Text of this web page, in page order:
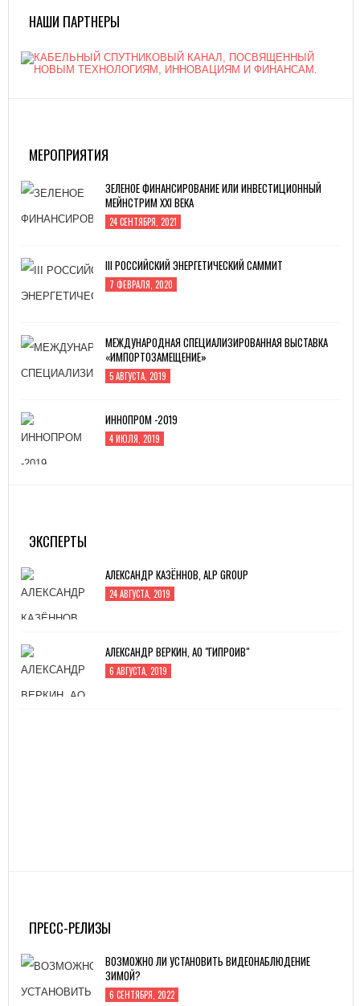
НАШИ ПАРТНЕРЫ
МЕРОПРИЯТИЯ
ЗЕЛЕНОЕ ФИНАНСИРОВАНИЕ ИЛИ ИНВЕСТИЦИОННЫЙ
МЕЙНСТРИМ XXI ВЕКА
24 СЕНТЯБРЯ, 2021
III РОССИЙСКИЙ ЭНЕРГЕТИЧЕСКИЙ САММИТ
7 ФЕВРАЛЯ, 2020
МЕЖДУНАРОДНАЯ СПЕЦИАЛИЗИРОВАННАЯ ВЫСТАВКА
«ИМПОРТОЗАМЕЩЕНИЕ»
5 АВГУСТА, 2019
ИННОПРОМ -2019
4 ИЮЛЯ, 2019
ЭКСПЕРТЫ
АЛЕКСАНДР КАЗЁННОВ, ALP GROUP
24 АВГУСТА, 2019
АЛЕКСАНДР ВЕРКИН, АО "ГИПРОИВ"
6 АВГУСТА, 2019
ПРЕСС-РЕЛИЗЫ
ВОЗМОЖНО ЛИ УСТАНОВИТЬ ВИДЕОНАБЛЮДЕНИЕ
ЗИМОЙ?
6 СЕНТЯБРЯ, 2022